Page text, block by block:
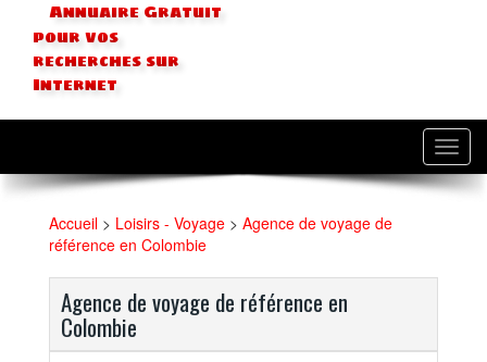
Annuaire Gratuit
pour vos
recherches sur
Internet
Accueil > Loisirs - Voyage > Agence de voyage de
référence en Colombie
Agence de voyage de référence en
Colombie